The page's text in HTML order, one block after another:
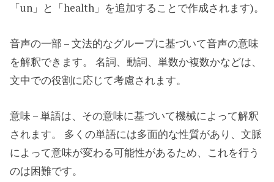
「un」と「health」を追加することで作成されます)。
音声の一部 – 文法的なグループに基づいて音声の意味
を解釈できます。 名詞、動詞、単数か複数かなどは、
文中での役割に応じて考慮されます。
意味 – 単語は、その意味に基づいて機械によって解釈
されます。 多くの単語には多面的な性質があり、文脈
によって意味が変わる可能性があるため、これを行う
のは困難です。